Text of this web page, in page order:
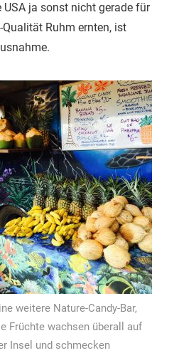
ja sonst nicht gerade für
Ruhm ernten, ist
weitere Nature-Candy-Bar,
Früchte wachsen überall auf
Insel und schmecken